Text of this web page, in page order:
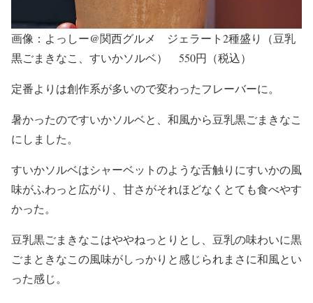
画像：よっしー@関西グルメ ジェラート2種盛り（豆乳
黒ごまきなこ、すいかソルベ） 550円（税込）
定番よりは創作系が多いので変わったフレーバーに。
暑かったのですいかソルベと、和風から豆乳黒ごまきなこ
にしました。
すいかソルベはシャーベットのような舌触りにすいかの風
味がふわっと広がり、甘さがそれほどなくとても食べやす
かった。
豆乳黒ごまきなこはややねっとりとし、豆乳の味わいに黒
ごまときなこの風味がしっかりと感じられまさに和風とい
った感じ。